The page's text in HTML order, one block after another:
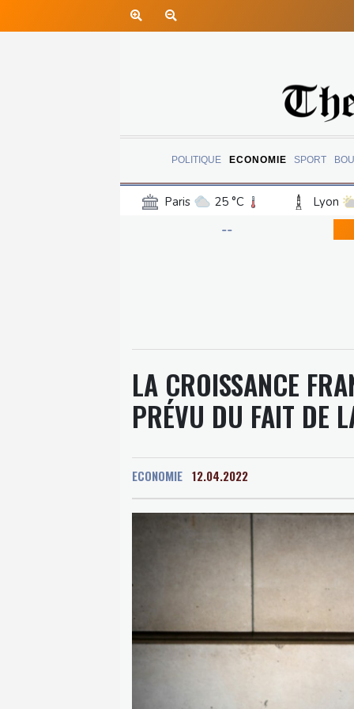
POLITIQUE ECONOMIE SPORT
Paris 25 °C Lyon
Luxembourg
--
LA CROISSANCE
PRÉVU DU FAIT DE
ECONOMIE 12.04.2022